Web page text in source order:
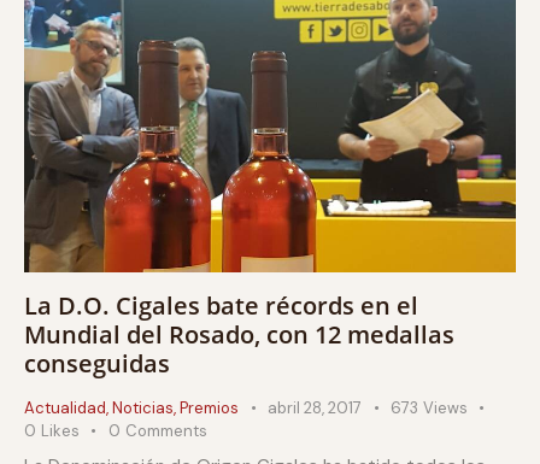
La D.O. Cigales bate récords en el
Mundial del Rosado, con 12 medallas
conseguidas
Actualidad,Noticias,Premios abril 28, 2017 673 Views
0 Likes 0 Comments